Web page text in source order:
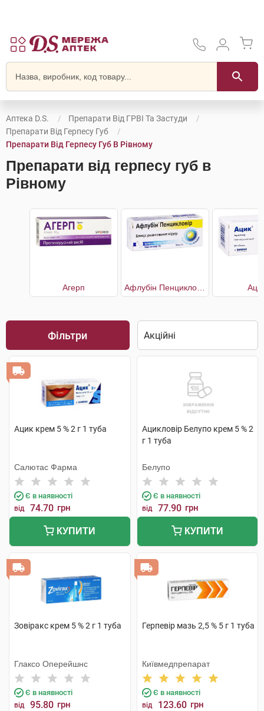
Аптека D.S.
Препарати Від ГРВІ Та Застуди
Препарати Від Герпесу Губ
Препарати Від Герпесу Губ В Рівному
Препарати від герпесу губ в
Рівному
Агерп
Фільтри
Ацик крем 5 % 2 г 1 туба
Салютас Фарма
Є в наявності
від 74.70 грн
КУПИТИ
Ацикловір Белупо крем 5 % 2
г 1 туба
Белупо
Є в наявності
від 77.90 грн
КУПИТИ
Зовіракс крем 5 % 2 г 1 туба
Глаксо Оперейшнс
Є в наявності
від 95.80 грн
Герпевір мазь 2,5 % 5 г 1 туба
Київмедпрепарат
Є в наявності
від 123.60 грн